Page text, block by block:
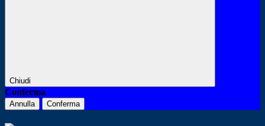
Chiudi
Conferma
Annulla Conferma